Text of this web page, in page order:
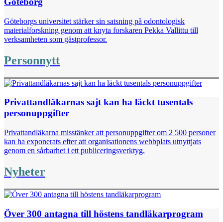
Göteborgs universitet stärker sin satsning på odontologisk
materialforskning genom att knyta forskaren Pekka Vallittu till
verksamheten som gästprofessor.
Personnytt
Privattandläkarnas sajt kan ha läckt tusentals
personuppgifter
Privattandläkarna misstänker att personuppgifter om 2 500 personer
kan ha exponerats efter att organisationens webbplats utnyttjats
genom en sårbarhet i ett publiceringsverktyg.
Nyheter
Över 300 antagna till höstens tandläkarprogram